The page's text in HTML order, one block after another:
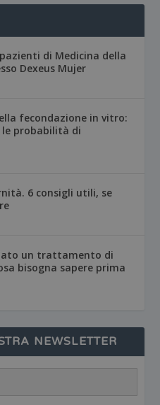
di Medicina della
Dexeus Mujer
fecondazione in vitro:
probabilità di
6 consigli utili, se
un trattamento di
bisogna sapere prima
NEWSLETTER